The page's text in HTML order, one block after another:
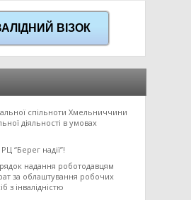
ВІЗОК
спільноти Хмельниччини
діяльності в умовах
“Берег надії”!
надання роботодавцям
за облаштування робочих
з інвалідністю